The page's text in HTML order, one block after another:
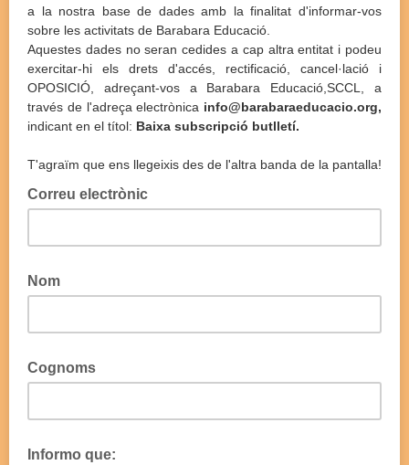
a la nostra base de dades amb la finalitat d'informar-vos
sobre les activitats de Barabara Educació.
Aquestes dades no seran cedides a cap altra entitat i podeu
exercitar-hi els drets d'accés, rectificació, cancel·lació i
OPOSICIÓ, adreçant-vos a Barabara Educació,SCCL, a
través de l'adreça electrònica info@barabaraeducacio.org,
indicant en el títol: Baixa subscripció butlletí.
T'agraïm que ens llegeixis des de l'altra banda de la pantalla!
Correu electrònic
Nom
Cognoms
Informo que: